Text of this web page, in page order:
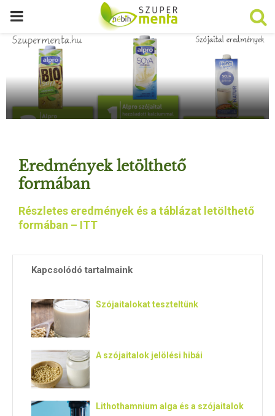
P
I
M
R
Eredmények letölthető
formában
Részletes eredmények és a táblázat letölthető
formában – ITT
Kapcsolódó tartalmaink
Szójaitalokat teszteltünk
A szójaitalok jelölési hibái
Lithothamnium alga és a szójaitalok